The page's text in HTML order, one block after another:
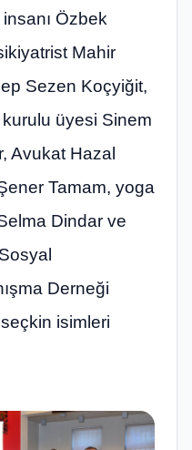
Özbek
Mahir
Sezen Koçyiğit,
üyesi Sinem
Avukat Hazal
Tamam, yoga
Dindar ve
Derneği
isimleri